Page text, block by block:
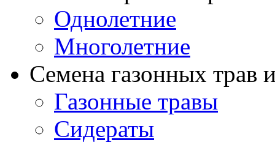
Однолетние
Многолетние
Семена газонных трав
Газонные травы
Сидераты